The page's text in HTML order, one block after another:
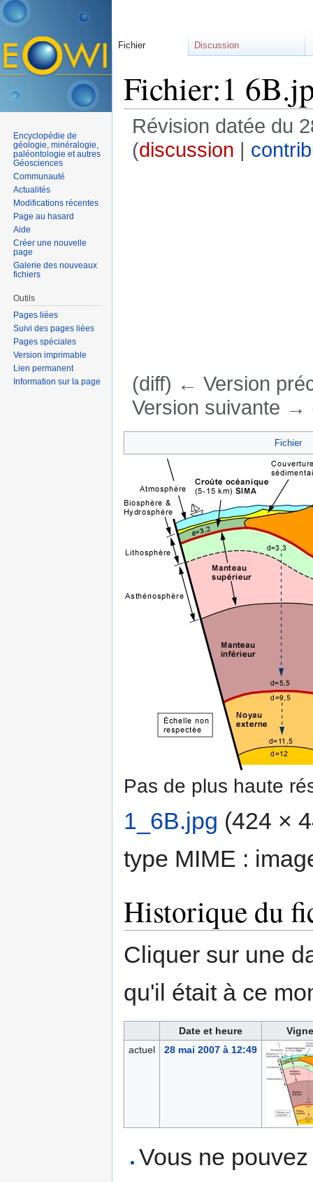
Fichier:1
Révision datée du
(discussion |
(diff) ← Version
Version suivante →
Fichier
Pas de plus haute
1_6B.jpg (424 ×
type MIME :
Historique du
Cliquer sur une
qu'il était à ce
Date et heure
actuel
28 mai 2007 à 12:49
Vous ne
Fichier Discussion
Encyclopédie de
géologie, minéralogie,
paléontologie et autres
Géosciences
Communauté
Actualités
Modifications récentes
Page au hasard
Aide
Créer une nouvelle
page
Galerie des nouveaux
fichiers
Outils
Pages liées
Suivi des pages liées
Pages spéciales
Version imprimable
Lien permanent
Information sur la page